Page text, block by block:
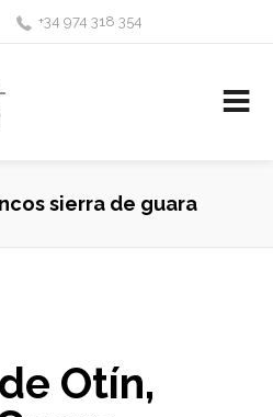
+34 974 318 354
sierra de guara
Otín,